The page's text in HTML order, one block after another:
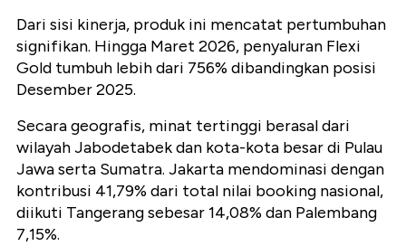
Dari sisi kinerja, produk ini mencatat pertumbuhan
signifikan. Hingga Maret 2026, penyaluran Flexi
Gold tumbuh lebih dari 756% dibandingkan posisi
Desember 2025.
Secara geografis, minat tertinggi berasal dari
wilayah Jabodetabek dan kota-kota besar di Pulau
Jawa serta Sumatra. Jakarta mendominasi dengan
kontribusi 41,79% dari total nilai booking nasional,
diikuti Tangerang sebesar 14,08% dan Palembang
7,15%.